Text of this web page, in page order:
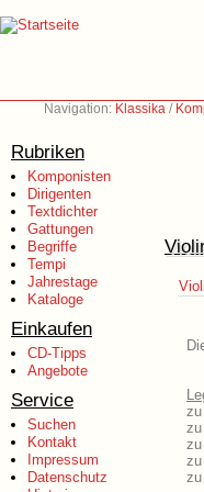
Navigation: Klassika /
Rubriken
Komponisten
Dirigenten
Textdichter
Gattungen
Begriffe
Tempi
Jahrestage
Kataloge
Einkaufen
CD-Tipps
Angebote
Service
Suchen
Kontakt
Impressum
Datenschutz